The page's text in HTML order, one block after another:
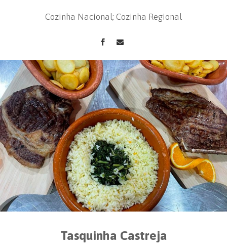
Cozinha Nacional; Cozinha Regional
Tasquinha Castreja